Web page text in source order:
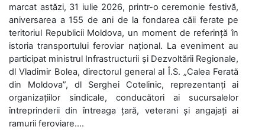
marcat astăzi, 31 iulie 2026, printr-o ceremonie festivă,
aniversarea a 155 de ani de la fondarea căii ferate pe
teritoriul Republicii Moldova, un moment de referință în
istoria transportului feroviar național. La eveniment au
participat ministrul Infrastructurii și Dezvoltării Regionale,
dl Vladimir Bolea, directorul general al Î.S. „Calea Ferată
din Moldova”, dl Serghei Cotelinic, reprezentanți ai
organizațiilor sindicale, conducători ai sucursalelor
întreprinderii din întreaga țară, veterani și angajați ai
ramurii feroviare....